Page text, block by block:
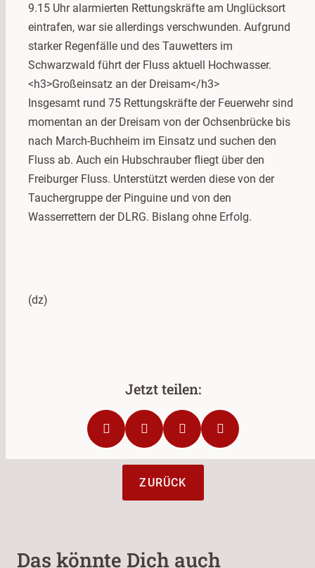
9.15 Uhr alarmierten Rettungskräfte am Unglücksort
eintrafen, war sie allerdings verschwunden. Aufgrund
starker Regenfälle und des Tauwetters im
Schwarzwald führt der Fluss aktuell Hochwasser.
<h3>Großeinsatz an der Dreisam</h3>
Insgesamt rund 75 Rettungskräfte der Feuerwehr sind
momentan an der Dreisam von der Ochsenbrücke bis
nach March-Buchheim im Einsatz und suchen den
Fluss ab. Auch ein Hubschrauber fliegt über den
Freiburger Fluss. Unterstützt werden diese von der
Tauchergruppe der Pinguine und von den
Wasserrettern der DLRG. Bislang ohne Erfolg.
(dz)
ZURÜCK
Das könnte Dich auch